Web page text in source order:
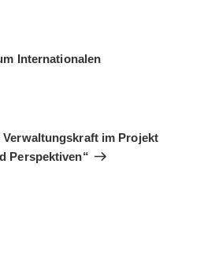
Internationalen
im Projekt
Perspektiven“